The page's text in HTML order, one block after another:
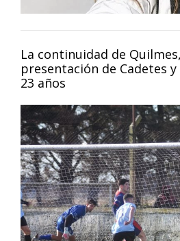
La continuidad de
presentación de Cadetes
23 años